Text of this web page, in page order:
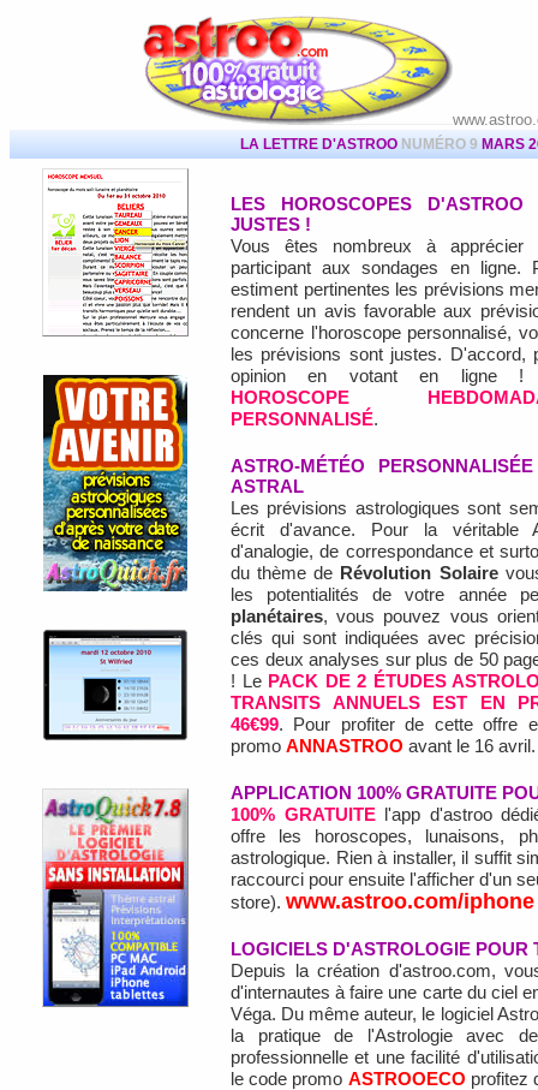
LA LETTRE D'ASTROO NUMÉRO 9 MARS
LES HOROSCOPES D'ASTROO
JUSTES !
Vous êtes nombreux à apprécier
participant aux sondages en ligne.
estiment pertinentes les prévisions
rendent un avis favorable aux
concerne l'horoscope personnalisé,
les prévisions sont justes. D'accord,
opinion en votant en ligne
HOROSCOPE
PERSONNALISÉ.
ASTRO-MÉTÉO
ASTRAL
Les prévisions astrologiques sont
écrit d'avance. Pour la véritable
d'analogie, de correspondance et
du thème de Révolution Solaire
les potentialités de votre année
planétaires, vous pouvez vous
clés qui sont indiquées avec
ces deux analyses sur plus de 50
! Le PACK DE 2 ÉTUDES
TRANSITS ANNUELS EST EN
46€99. Pour profiter de cette offre
promo ANNASTROO avant le 16 avril.
APPLICATION 100% GRATUITE
100% GRATUITEl'app d'astroo
offre les horoscopes, lunaisons,
astrologique. Rien à installer, il suffit
raccourci pour ensuite l'afficher d'un
store). www.astroo.com/iphone
LOGICIELS D'ASTROLOGIE POUR
Depuis la création d'astroo.com,
d'internautes à faire une carte du ciel
Véga. Du même auteur, le logiciel
la pratique de l'Astrologie avec
professionnelle et une facilité
le code promo ASTROOECO profitez